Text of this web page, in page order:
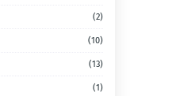
(2)
(10)
(13)
(1)